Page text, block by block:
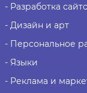
- Разработка
- Дизайн и арт
- Персональное
- Языки
- Реклама и